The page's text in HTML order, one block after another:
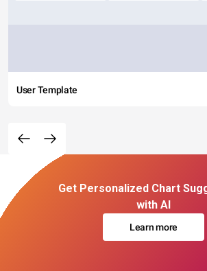
User Template
Get Personalized Chart
with AI
Learn more